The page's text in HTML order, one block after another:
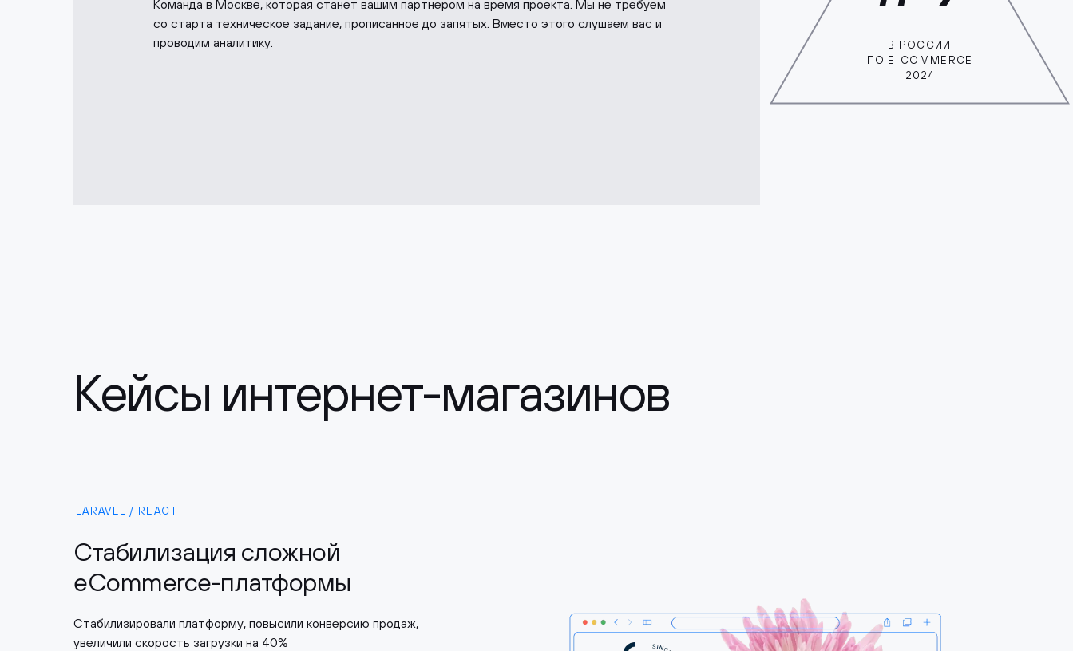
Команда в Москве, которая станет вашим партнером на время проекта. Мы не требуем
со старта техническое задание, прописанное до запятых. Вместо этого слушаем вас и
проводим аналитику.
В РОССИИ
ПО E-COMMERCE
2024
Кейсы интернет-магазинов
LARAVEL / REAСT
Стабилизация сложной
eCommerce-платформы
Стабилизировали платформу, повысили конверсию продаж,
увеличили скорость загрузки на 40%